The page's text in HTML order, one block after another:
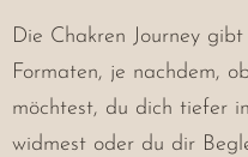
Die Chakren Journey
Formaten, je nachdem,
möchtest, du dich tiefer
widmest oder du dir